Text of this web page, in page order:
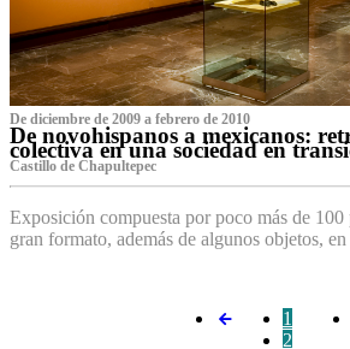
De diciembre de 2009 a febrero de 2010
De novohispanos a mexicanos:
colectiva en una sociedad en
Castillo de Chapultepec
Exposición compuesta por poco más de
gran formato, además de algunos objetos,
1
2